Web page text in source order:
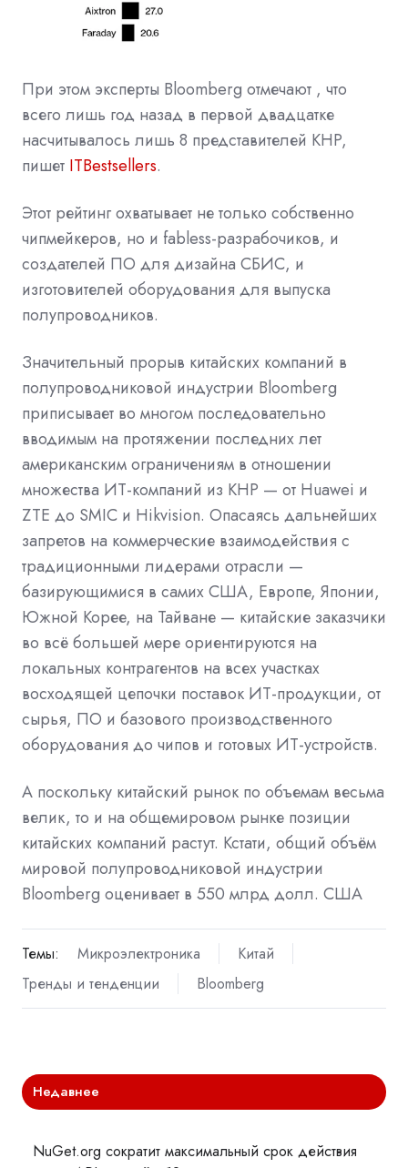
При этом эксперты Bloomberg отмечают , что
всего лишь год назад в первой двадцатке
насчитывалось лишь 8 представителей КНР,
пишет ITBestsellers.
Этот рейтинг охватывает не только собственно
чипмейкеров, но и fabless-разрабочиков, и
создателей ПО для дизайна СБИС, и
изготовителей оборудования для выпуска
полупроводников.
Значительный прорыв китайских компаний в
полупроводниковой индустрии Bloomberg
приписывает во многом последовательно
вводимым на протяжении последних лет
американским ограничениям в отношении
множества ИТ-компаний из КНР — от Huawei и
ZTE до SMIC и Hikvision. Опасаясь дальнейших
запретов на коммерческие взаимодействия с
традиционными лидерами отрасли —
базирующимися в самих США, Европе, Японии,
Южной Корее, на Тайване — китайские заказчики
во всё большей мере ориентируются на
локальных контрагентов на всех участках
восходящей цепочки поставок ИТ-продукции, от
сырья, ПО и базового производственного
оборудования до чипов и готовых ИТ-устройств.
А поскольку китайский рынок по объемам весьма
велик, то и на общемировом рынке позиции
китайских компаний растут. Кстати, общий объём
мировой полупроводниковой индустрии
Bloomberg оценивает в 550 млрд долл. США
Темы: Микроэлектроника
Китай
Тренды и тенденции
Bloomberg
Недавнее
NuGet.org сократит максимальный срок действия